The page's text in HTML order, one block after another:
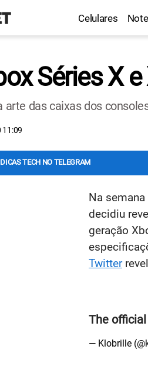
Celulares
Séries X
arte das caixas dos
TECH NO TELEGRAM
Na
decidiu
geração
Twitter
The
— Klobrille